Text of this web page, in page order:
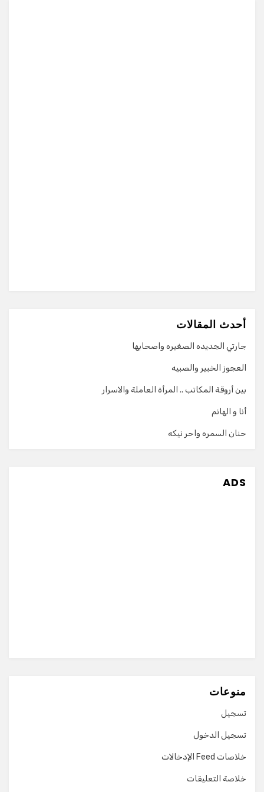
أحدث المقالات
جارتي الجديده الصغيره واصحابها
العجوز الخبير والصبيه
بين أروقة المكاتب .. المرأة العاملة والاسرار
أنا و الهانم
حنان السمره واحر نيكه
ADS
منوعات
تسجيل
تسجيل الدخول
خلاصات Feed الإدخالات
خلاصة التعليقات